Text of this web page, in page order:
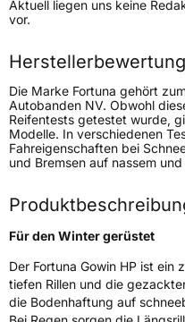
Lastindex88
Höchstlast560 kg
Generelle Merkmale
FahrzeugtypPKW
VerwendungWinterreifen
FahrzeugartPKW & SUV
Weitere Eigenschaften
SchlauchtypTL
Aktuell liegen uns keine
vor.
Herstellerbewertung
Die Marke Fortuna gehört
Autobanden NV. Obwohl
Reifentests getestet wurde,
Modelle. In verschiedenen
Fahreigenschaften bei
und Bremsen auf nassem
Für den Winter gerüstet
Der Fortuna Gowin HP ist ein
tiefen Rillen und die
die Bodenhaftung auf